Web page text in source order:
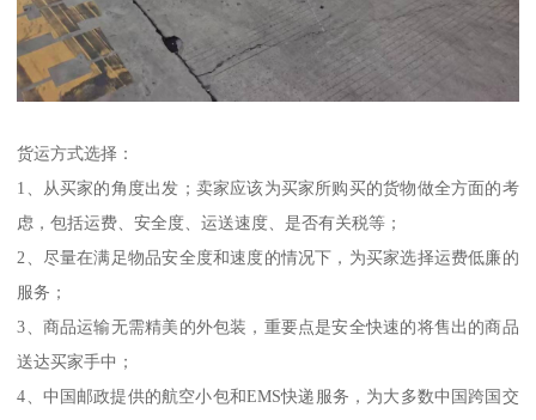
货运方式选择：
1、从买家的角度出发；卖家应该为买家所购买的货物做全方面的考
虑，包括运费、安全度、运送速度、是否有关税等；
2、尽量在满足物品安全度和速度的情况下，为买家选择运费低廉的
服务；
3、商品运输无需精美的外包装，重要点是安全快速的将售出的商品
送达买家手中；
4、中国邮政提供的航空小包和EMS快递服务，为大多数中国跨国交